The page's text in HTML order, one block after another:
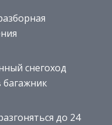
снегоход
до 24